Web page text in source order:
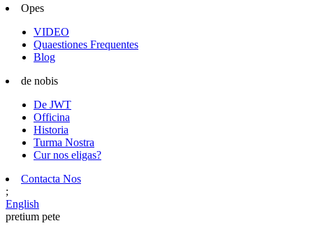
Opes
VIDEO
Quaestiones Frequentes
Blog
de nobis
De JWT
Officina
Historia
Turma Nostra
Cur nos eligas?
Contacta Nos
;
English
pretium pete